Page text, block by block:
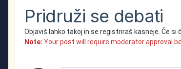
Pridruži se debati
Objaviš lahko takoj in se registriraš kasneje. Če si
Note: Your post will require moderator approval